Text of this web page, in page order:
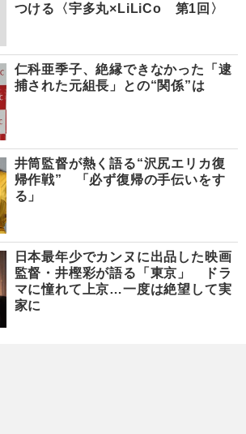
つける〈宇多丸×LiLiCo 第1回〉
仁科亜季子、絶縁できなかった「逮
捕された元組長」との“関係”は
井筒監督が熱く語る“沢尻エリカ復
帰作戦” 「必ず復帰の手伝いをす
る」
日本最年少でカンヌに出品した映画
監督・井樫彩が語る「東京」 ドラ
マに憧れて上京…一度は絶望して実
家に